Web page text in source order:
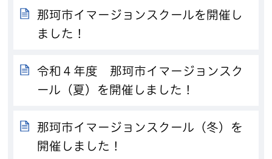
那珂市イマージョンスクールを開催し
ました！
令和４年度 那珂市イマージョンスク
ール（夏）を開催しました！
那珂市イマージョンスクール（冬）を
開催しました！